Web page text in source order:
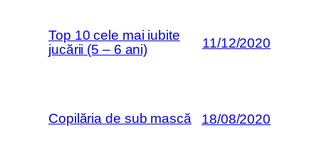
Top 10 cele mai iubite
jucării (5 – 6 ani)
11/12/2020
Copilăria de sub mască 18/08/2020